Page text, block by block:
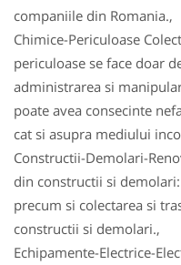
companiile din Romania.,
Chimice-Periculoase
periculoase se face doar
administrarea si
poate avea consecinte
cat si asupra mediului
Constructii-Demolari-
din constructii si
precum si colectarea si
constructii si demolari.,
Echipamente-Electrice-